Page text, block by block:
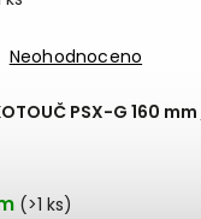
Neohodnoceno
PSX-G 160 mm
(>1 ks)